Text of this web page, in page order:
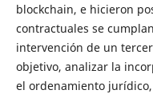
blockchain, e hicieron
contractuales se
intervención de un
objetivo, analizar la
el ordenamiento